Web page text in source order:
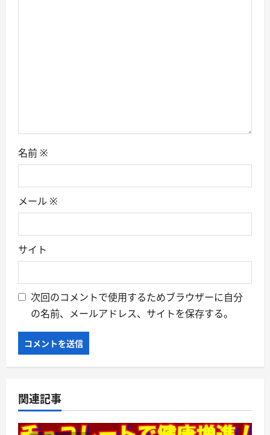
名前 ※
メール ※
サイト
次回のコメントで使用するためブラウザーに自分
の名前、メールアドレス、サイトを保存する。
関連記事